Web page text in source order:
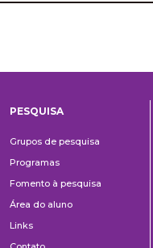
PESQUISA
Grupos de pesquisa
Programas
Fomento à pesquisa
Área do aluno
Links